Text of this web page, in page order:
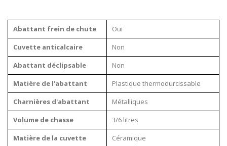
Abattant frein de chute
Oui
Cuvette anticalcaire
Non
Abattant déclipsable
Non
Matière de l'abattant
Plastique thermodurcissable
Charnières d'abattant
Métalliques
Volume de chasse
3/6 litres
Matière de la cuvette
Céramique